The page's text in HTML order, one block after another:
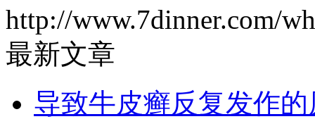
http://www.7dinner.com/
最新文章
导致牛皮癣反复发作的